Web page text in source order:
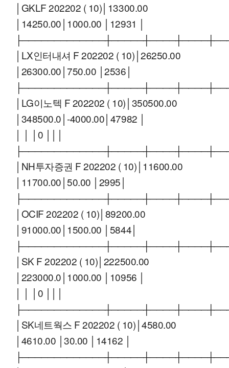
│GKLF 202202 ( 10)│13300.00
│14250.00│1000.00 │12931 │
│LX인터내셔 F 202202 ( 10)│26250.00
│26300.00│750.00 │2536│
│LG이노텍 F 202202 ( 10)│350500.00
│348500.0│-4000.00│47982 │
│ │ │0 │││
│NH투자증권 F 202202 ( 10)│11600.00
│11700.00│50.00 │2995│
│OCIF 202202 ( 10)│89200.00
│91000.00│1500.00 │5844│
│SK F 202202 ( 10)│222500.00
│223000.0│1000.00 │10956 │
│ │ │0 │││
│SK네트웍스 F 202202 ( 10)│4580.00
│4610.00 │30.00 │14162 │